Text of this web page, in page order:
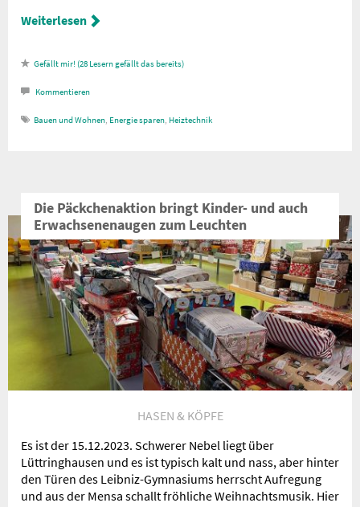
Weiterlesen
28 Lesern gefällt das
Kommentieren
Bauen und Wohnen Energie sparen Heiztechnik
Die Päckchenaktion bringt Kinder- und auch
Erwachsenenaugen zum Leuchten
HASEN & KÖPFE
Es ist der 15.12.2023. Schwerer Nebel liegt über
Lüttringhausen und es ist typisch kalt und nass, aber hinter
den Türen des Leibniz-Gymnasiums herrscht Aufregung
und aus der Mensa schallt fröhliche Weihnachtsmusik. Hier